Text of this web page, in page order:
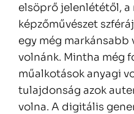
elsöprő jelenlététől, a
képzőművészet
egy még markánsabb
volnánk. Mintha még
műalkotások anyagi
tulajdonság azok
volna. A digitális